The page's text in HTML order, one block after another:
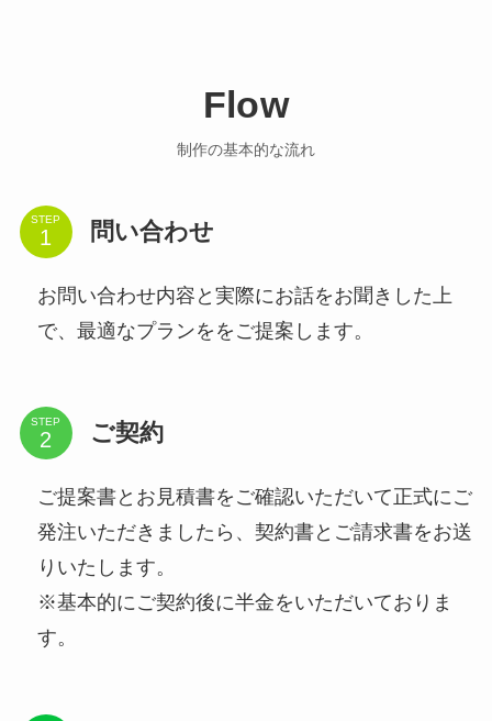
Flow
制作の基本的な流れ
STEP 問い合わせ
お問い合わせ内容と実際にお話をお聞きした上
で、最適なプランををご提案します。
STEP ご契約
ご提案書とお見積書をご確認いただいて正式にご
発注いただきましたら、契約書とご請求書をお送
りいたします。
※基本的にご契約後に半金をいただいておりま
す。